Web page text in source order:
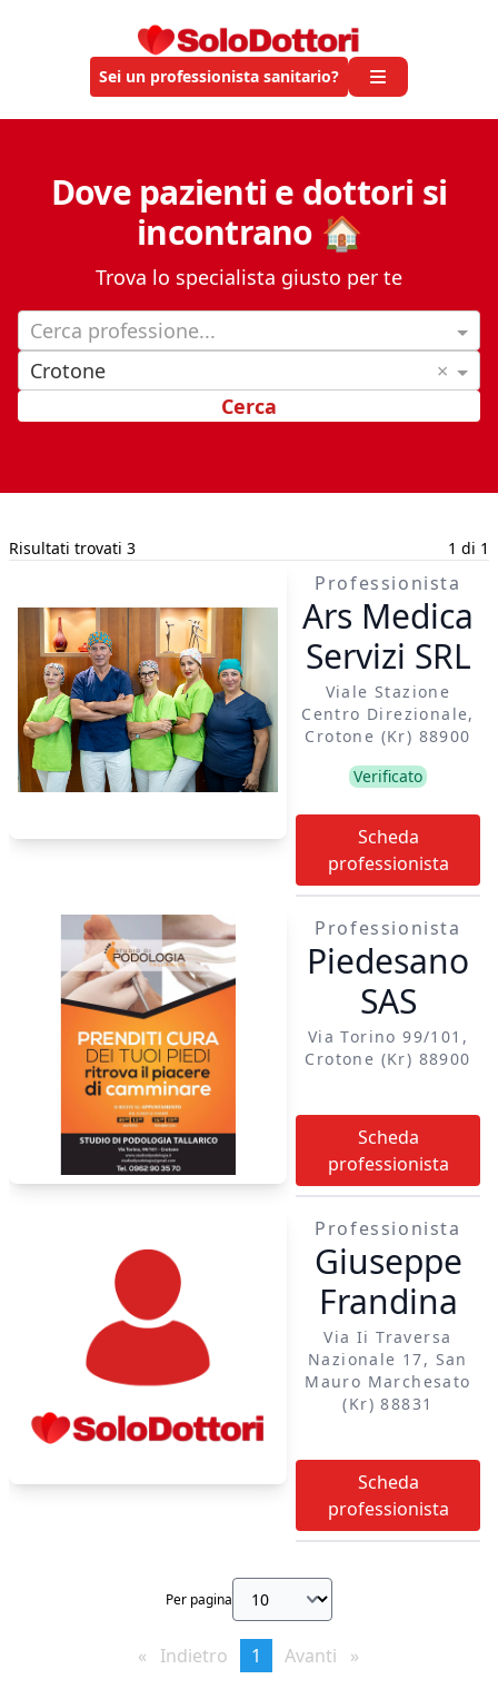
Sei un professionista sanitario?
Dove pazienti e dottori si
incontrano 🏠
Trova lo specialista giusto per te
Cerca professione...
Crotone
×
Cerca
Risultati trovati 3 1 di 1
Professionista
Ars Medica
Servizi SRL
Viale Stazione
Centro Direzionale,
Crotone (kr) 88900
Verificato
Scheda
professionista
Professionista
Piedesano
SAS
Via Torino 99/101,
Crotone (kr) 88900
Scheda
professionista
Professionista
Giuseppe
Frandina
Via Ii Traversa
Nazionale 17, San
Mauro Marchesato
(kr) 88831
Scheda
professionista
Per pagina
Indietro pageYou're
1 Avanti page